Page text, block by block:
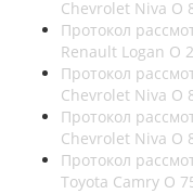
Chevrolet Niva О
Протокол
Renault Logan О
Протокол
Chevrolet Niva О
Протокол
Chevrolet Niva О
Протокол
Toyota Camry О